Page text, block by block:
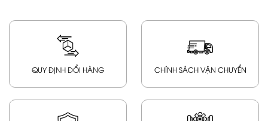
QUY ĐỊNH ĐỔI HÀNG CHÍNH SÁCH VẬN CHUYỂN